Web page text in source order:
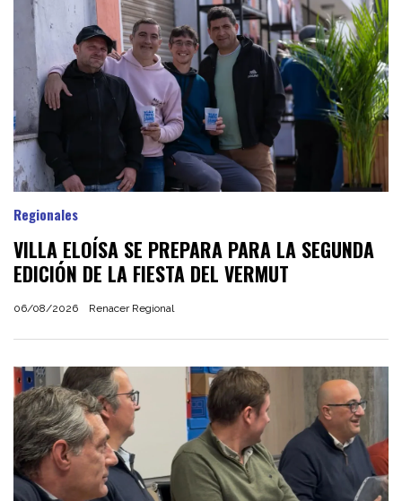
VILLA ELOÍSA SE PREPARA PARA LA SEGUNDA
EDICIÓN DE LA FIESTA DEL VERMUT
Renacer Regional
Regionales
06/08/2026